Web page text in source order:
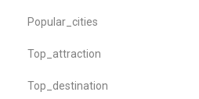
Popular_cities
Top_attraction
Top_destination